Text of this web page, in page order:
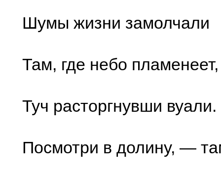
Шумы жизни замолчали
Там, где небо пламенеет,
Туч расторгнувши вуали.
Посмотри в долину, —